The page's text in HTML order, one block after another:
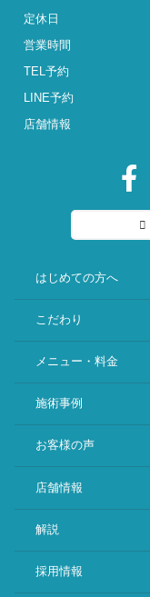
定休日
営業時間
TEL予約
LINE予約
店舗情報
はじめての方へ
こだわり
メニュー・料金
施術事例
お客様の声
店舗情報
解説
採用情報